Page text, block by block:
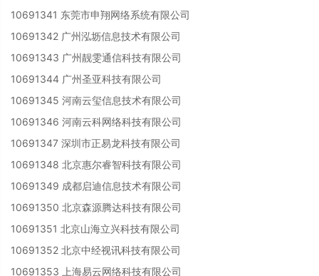
10691341 东莞市申翔网络系统有限公司
10691342 广州泓坜信息技术有限公司
10691343 广州靓雯通信科技有限公司
10691344 广州圣亚科技有限公司
10691345 河南云玺信息技术有限公司
10691346 河南云科网络科技有限公司
10691347 深圳市正易龙科技有限公司
10691348 北京惠尔睿智科技有限公司
10691349 成都启迪信息技术有限公司
10691350 北京森源腾达科技有限公司
10691351 北京山海立兴科技有限公司
10691352 北京中经视讯科技有限公司
10691353 上海易云网络科技有限公司